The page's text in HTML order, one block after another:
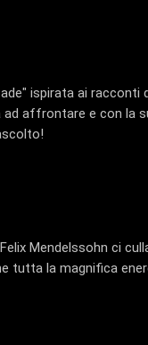
ispirata ai racconti
affrontare e con la
Mendelssohn ci
tutta la magnifica